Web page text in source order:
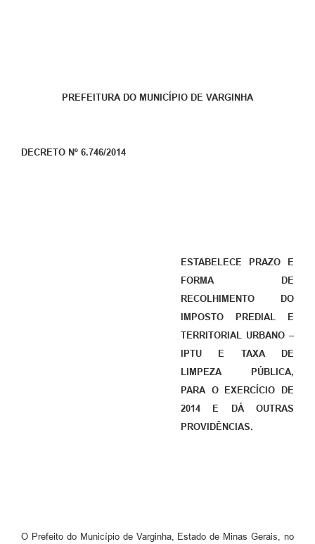
PREFEITURA DO MUNICÍPIO DE VARGINHA
DECRETO Nº 6.746/2014
ESTABELECE PRAZO E
FORMA DE
RECOLHIMENTO DO
IMPOSTO PREDIAL E
TERRITORIAL URBANO –
IPTU E TAXA DE
LIMPEZA PÚBLICA,
PARA O EXERCÍCIO DE
2014 E DÁ OUTRAS
PROVIDÊNCIAS.
O Prefeito do Município de Varginha, Estado de Minas Gerais, no